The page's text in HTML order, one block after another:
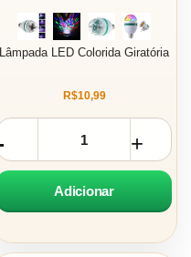
Lâmpada LED Colorida Giratória
R$10,99
Adicionar